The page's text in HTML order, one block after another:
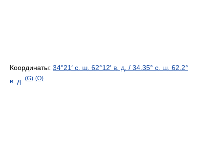
Координаты: 34°21′ с. ш. 62°12′ в. д. / 34.35° с. ш. 62.2°
в. д.
(G) (O)